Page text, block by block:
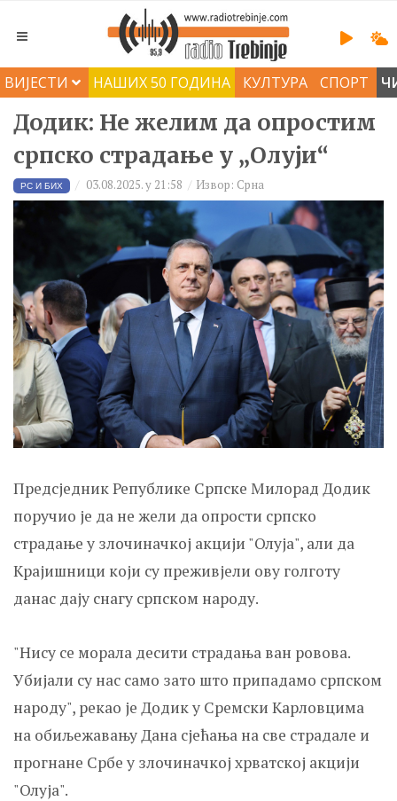
ВИЈЕСТИ НАШИХ 50 ГОДИНА КУЛТУРА СПОРТ
Додик: Не желим да опростим
српско страдање у „Олуји“
РС И БИХ 03.08.2025. у 21:58 Извор: Срна
Предсједник Републике Српске Милорад Додик
поручио је да не жели да опрости српско
страдање у злочиначкој акцији "Олуја", али да
Kрајишници који су преживјели ову голготу
данас дају снагу српском народу.
"Нису се морала десити страдања ван ровова.
Убијали су нас само зато што припадамо српском
народу", рекао је Додик у Сремски Kарловцима
на обиљежавању Дана сјећања на све страдале и
прогнане Србе у злочиначкој хрватској акцији
"Олуја".